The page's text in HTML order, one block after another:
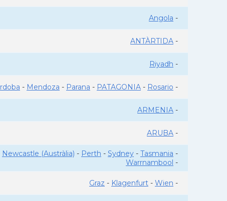
Angola -
ANTÀRTIDA -
Riyadh -
- Mendoza - Parana - PATAGONIA - Rosario -
ARMENIA -
ARUBA -
Newcastle (Austràlia) - Perth - Sydney - Tasmania -
Warrnambool -
Graz - Klagenfurt - Wien -